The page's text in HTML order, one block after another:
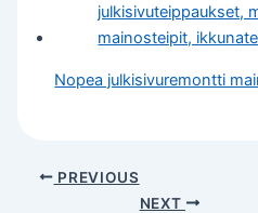
Nopea julkisivuremontti
PREVIOUS
NEXT